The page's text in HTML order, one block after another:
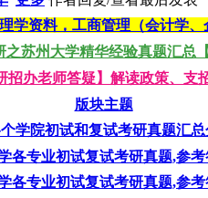
学资料，工商管理（会计学、
之苏州大学精华经验真题汇总
招办老师答疑】解读政策、支
版块主题
学院初试和复试考研真题汇
各专业初试复试考研真题,参考
各专业初试复试考研真题,参考